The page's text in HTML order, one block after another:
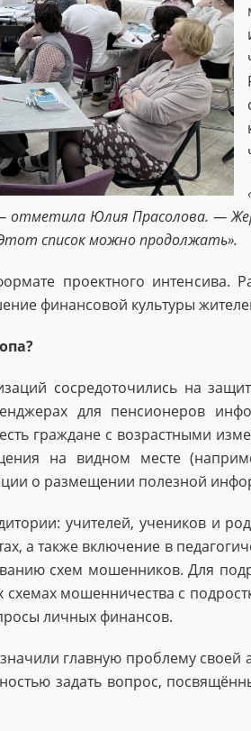
отметила Юлия Прасолова. —
список можно продолжать».
проектного интенсива.
финансовой культуры
сосредоточились на
для пенсионеров
граждане с возрастными
на видном месте
о размещении полезной
учителей, учеников и
а также включение в
схем мошенников. Для
схемах мошенничества с
личных финансов.
главную проблему своей
задать вопрос,